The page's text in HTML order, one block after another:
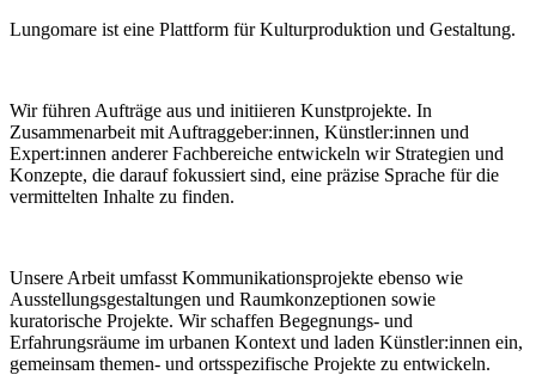
Lungomare ist eine Plattform für Kulturproduktion und Gestaltung.
Wir führen Aufträge aus und initiieren Kunstprojekte. In
Zusammenarbeit mit Auftraggeber:innen, Künstler:innen und
Expert:innen anderer Fachbereiche entwickeln wir Strategien und
Konzepte, die darauf fokussiert sind, eine präzise Sprache für die
vermittelten Inhalte zu finden.
Unsere Arbeit umfasst Kommunikationsprojekte ebenso wie
Ausstellungsgestaltungen und Raumkonzeptionen sowie
kuratorische Projekte. Wir schaffen Begegnungs- und
Erfahrungsräume im urbanen Kontext und laden Künstler:innen ein,
gemeinsam themen- und ortsspezifische Projekte zu entwickeln.